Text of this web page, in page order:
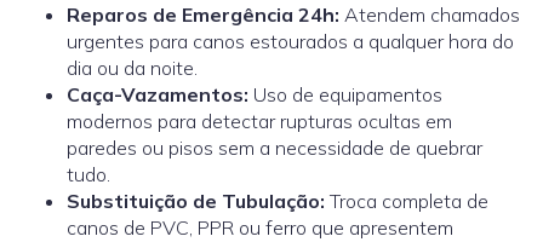
Reparos de Emergência 24h: Atendem chamados
urgentes para canos estourados a qualquer hora do
dia ou da noite.
Caça-Vazamentos: Uso de equipamentos
modernos para detectar rupturas ocultas em
paredes ou pisos sem a necessidade de quebrar
tudo.
Substituição de Tubulação: Troca completa de
canos de PVC, PPR ou ferro que apresentem